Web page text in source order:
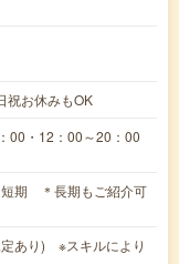
祝お休みもOK
00・12：00～20：00
短期 ＊長期もご紹介可
あり) ※スキルにより